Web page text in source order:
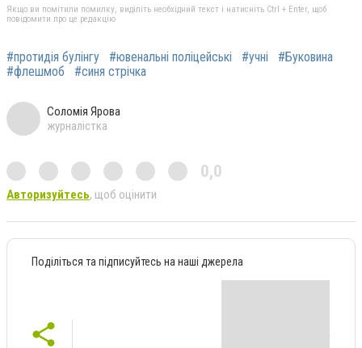
Якщо ви помітили помилку, виділіть необхідний текст і натисніть Ctrl + Enter, щоб
повідомити про це редакцію
#протидія булінгу #ювенальні поліцейські #учні
#Буковина
#флешмоб
#синя стрічка
Соломія Ярова
журналістка
0,0
Авторизуйтесь, щоб оцінити
Поділіться та підписуйтесь на наші джерела